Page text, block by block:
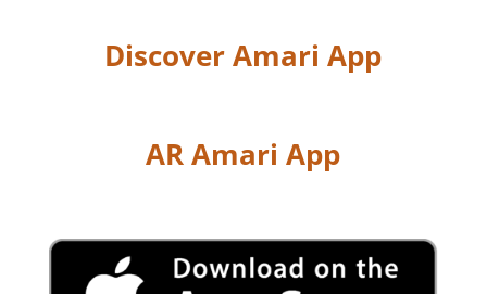
Discover Amari App
AR Amari App